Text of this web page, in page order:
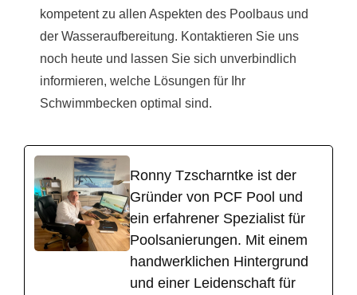
kompetent zu allen Aspekten des Poolbaus und
der Wasseraufbereitung. Kontaktieren Sie uns
noch heute und lassen Sie sich unverbindlich
informieren, welche Lösungen für Ihr
Schwimmbecken optimal sind.
Ronny Tzscharntke ist der
Gründer von PCF Pool und
ein erfahrener Spezialist für
Poolsanierungen. Mit einem
handwerklichen Hintergrund
und einer Leidenschaft für